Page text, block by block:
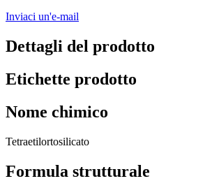
Inviaci un'e-mail
Dettagli del prodotto
Etichette prodotto
Nome chimico
Tetraetilortosilicato
Formula strutturale